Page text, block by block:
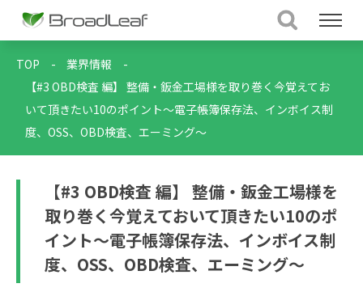
TOP - 業界情報
-
【#3 OBD検査 編】 整備・鈑金工場様を取り巻く今覚えてお
いて頂きたい10のポイント～電子帳簿保存法、インボイス制
度、OSS、OBD検査、エーミング～
【#3 OBD検査 編】 整備・鈑金工場様を
取り巻く今覚えておいて頂きたい10のポ
イント～電子帳簿保存法、インボイス制
度、OSS、OBD検査、エーミング～